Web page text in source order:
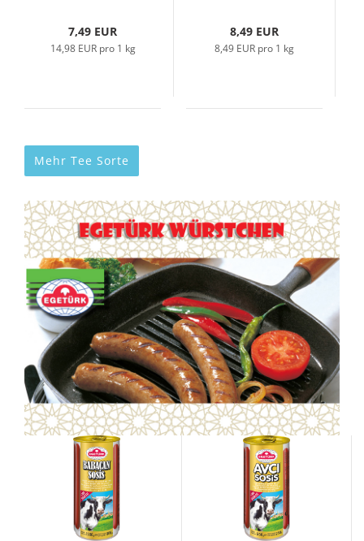
7,49 EUR
14,98 EUR pro 1 kg
8,49 EUR
8,49 EUR pro 1 kg
Mehr Tee Sorte